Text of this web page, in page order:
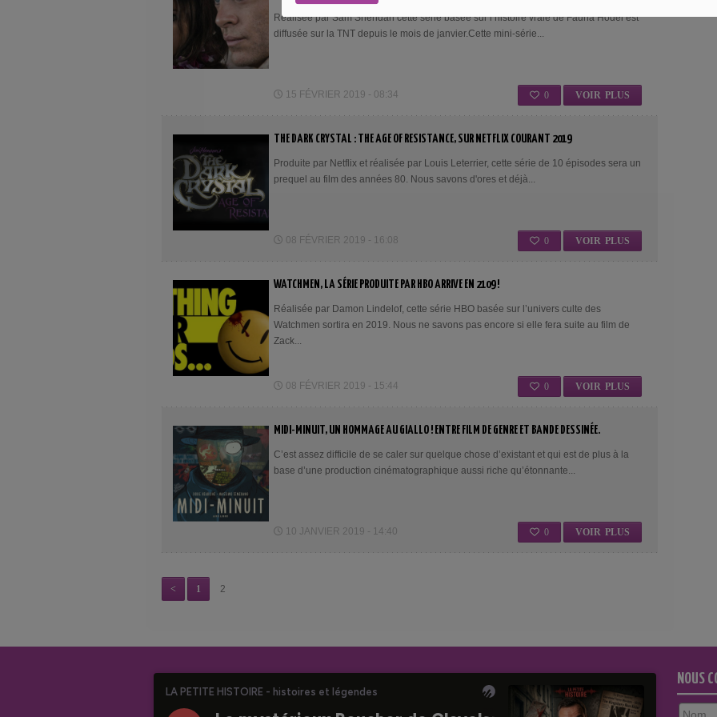
Réalisée par Sam Sheridan cette série basée sur l’histoire vraie de Fauna Hodel est
diffusée sur la TNT depuis le mois de janvier.Cette mini-série...
VOIR PLUS
0
15 FÉVRIER 2019 - 08:34
THE DARK CRYSTAL : THE AGE OF RESISTANCE, SUR NETFLIX COURANT 2019
Produite par Netflix et réalisée par Louis Leterrier, cette série de 10 épisodes sera un
prequel au film des années 80. Nous savons d'ores et déjà...
VOIR PLUS
0
08 FÉVRIER 2019 - 16:08
WATCHMEN, LA SÉRIE PRODUITE PAR HBO ARRIVE EN 2109 !
Réalisée par Damon Lindelof, cette série HBO basée sur l’univers culte des
Watchmen sortira en 2019. Nous ne savons pas encore si elle fera suite au film de
Zack...
VOIR PLUS
0
08 FÉVRIER 2019 - 15:44
MIDI-MINUIT, UN HOMMAGE AU GIALLO ! ENTRE FILM DE GENRE ET BANDE DESSINÉE.
C’est assez difficile de se caler sur quelque chose d’existant et qui est de plus à la
base d’une production cinématographique aussi riche qu’étonnante...
VOIR PLUS
0
10 JANVIER 2019 - 14:40
< 1 2
NOUS